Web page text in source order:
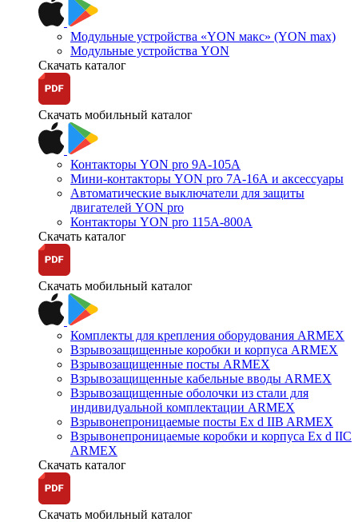
Модульные устройства «YON макс» (YON max)
Модульные устройства YON
Скачать каталог
Скачать мобильный каталог
Контакторы YON pro 9А-105А
Мини-контакторы YON pro 7А-16А и аксессуары
Автоматические выключатели для защиты
двигателей YON pro
Контакторы YON pro 115А-800А
Скачать каталог
Скачать мобильный каталог
Комплекты для крепления оборудования ARMEX
Взрывозащищенные коробки и корпуса ARMEX
Взрывозащищенные посты ARMEX
Взрывозащищенные кабельные вводы ARMEX
Взрывозащищенные оболочки из стали для
индивидуальной комплектации ARMEX
Взрывонепроницаемые посты Ex d IIB ARMEX
Взрывонепроницаемые коробки и корпуса Ex d IIС
ARMEX
Скачать каталог
Скачать мобильный каталог